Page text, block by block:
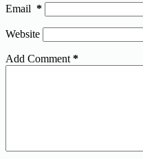
Email *
Website
Add Comment *